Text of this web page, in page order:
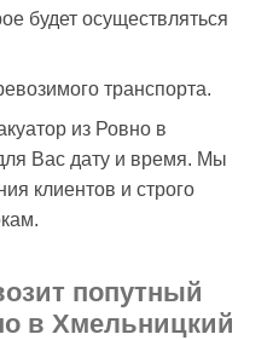
будет осуществляться
транспорта.
из Ровно в
Вас дату и время. Мы
клиентов и строго
попутный
в Хмельницкий